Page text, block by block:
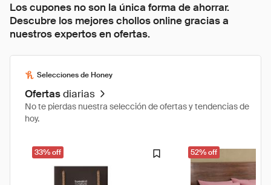
Los cupones no son la única forma de ahorrar.
Descubre los mejores chollos online gracias a
nuestros expertos en ofertas.
Selecciones de Honey
Ofertasdiarias
No te pierdas nuestra selección de ofertas y tendencias de
hoy.
33% off 52% off